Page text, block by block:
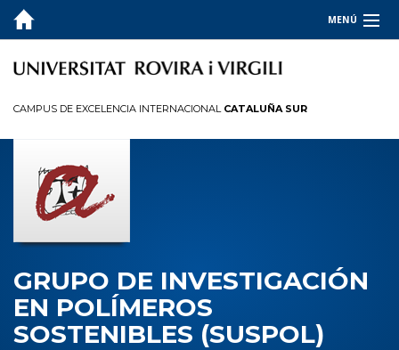
MENÚ
EL GRUPO
Lineas de investigación
Publicaciones
Tesis doctorales
Patentes
SOCIEDAD Y EMPRESA
CAMPUS DE EXCELENCIA INTERNACIONAL CATALUÑA SUR
GRUPO DE INVESTIGACIÓN
EN POLÍMEROS
SOSTENIBLES (SUSPOL)